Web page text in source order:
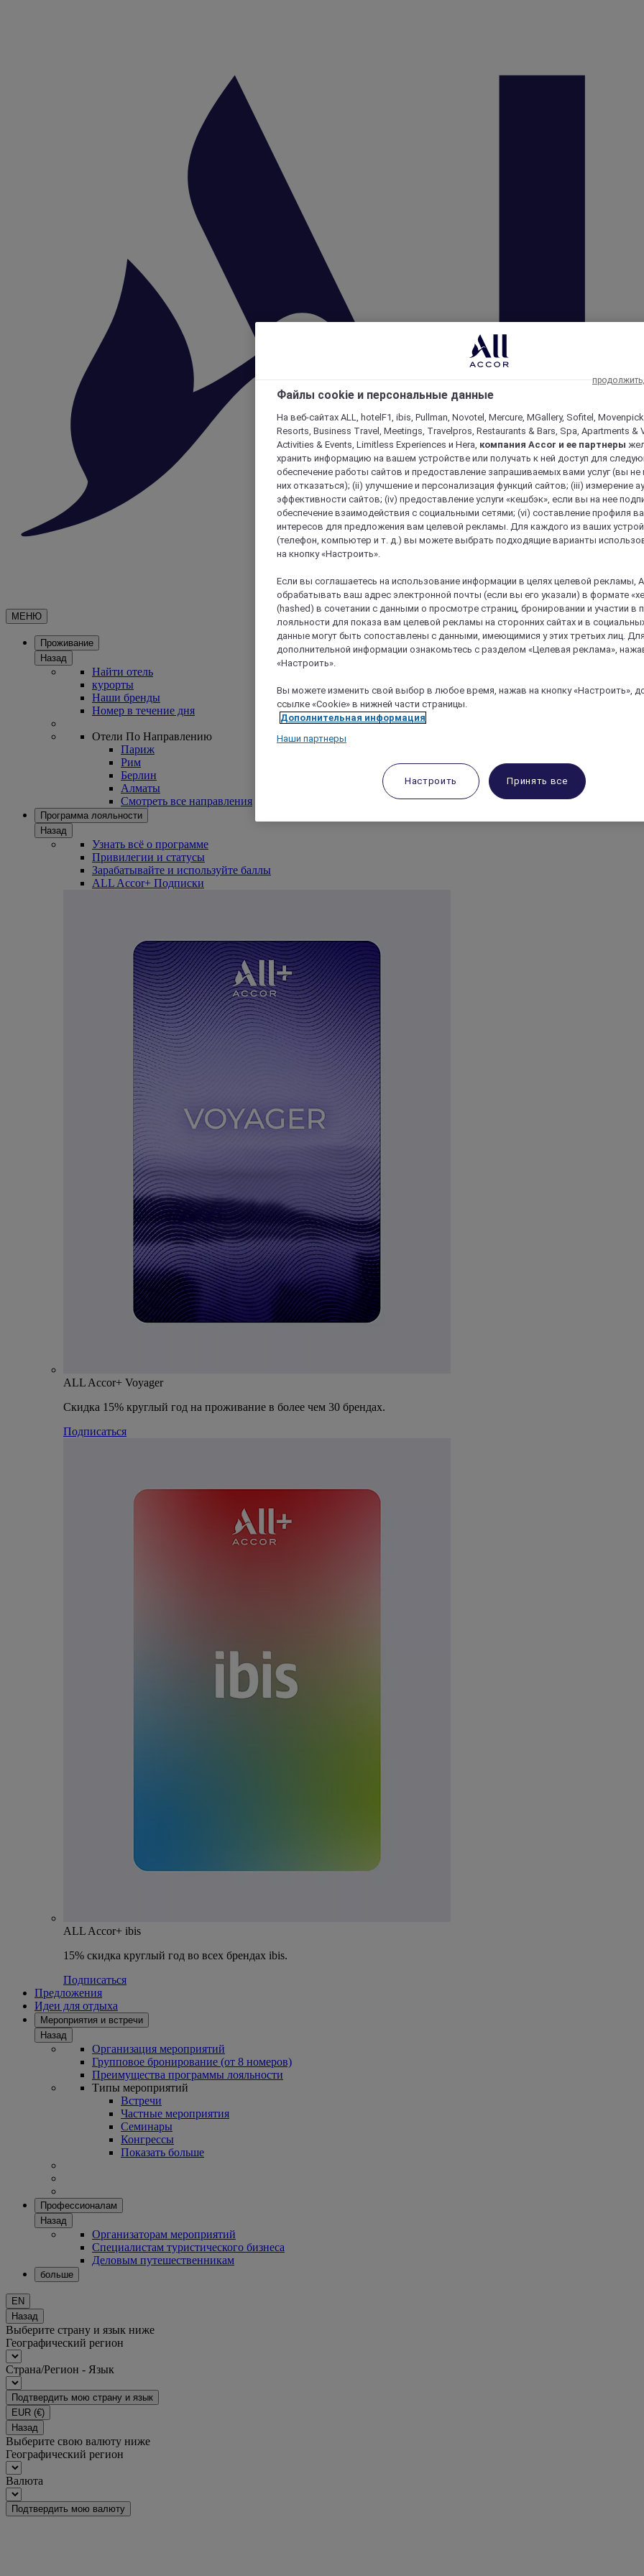
МЕНЮ
Проживание
Назад
Найти отель
курорты
Наши бренды
Номер в течение дня
Отели По Направлению
Париж
Рим
Берлин
Алматы
Смотреть все направления
Программа лояльности
Назад
Узнать всё о программе
Привилегии и статусы
Зарабатывайте и используйте баллы
ALL Accor+ Подписки
ALL Accor+ Voyager
Скидка 15% круглый год на проживание в более чем 30 брендах.
Подписаться
ALL Accor+ ibis
15% скидка круглый год во всех брендах ibis.
Подписаться
Предложения
Идеи для отдыха
Мероприятия и встречи
Назад
Организация мероприятий
Групповое бронирование (от 8 номеров)
Преимущества программы лояльности
Типы мероприятий
Встречи
Частные мероприятия
Семинары
Конгрессы
Показать больше
Профессионалам
Назад
Организаторам мероприятий
Специалистам туристического бизнеса
Деловым путешественникам
больше
EN
Назад
Выберите страну и язык ниже
Географический регион
Страна/Регион - Язык
Подтвердить мою страну и язык
EUR (€)
Назад
Выберите свою валюту ниже
Географический регион
Валюта
Подтвердить мою валюту
Файлы cookie и персональные данные
На веб-сайтах ALL, hotelF1, ibis, Pullman, Novotel, Mercure, MGallery, Sofitel,
Resorts, Business Travel, Meetings, Travelpros, Restaurants & Bars, Spa, Apartments &
Activities & Events, Limitless Experiences и Hera, компания Accor и ее партнеры
хранить информацию на вашем устройстве или получать к ней доступ для
обеспечение работы сайтов и предоставление запрашиваемых вами услуг (вы
них отказаться); (ii) улучшение и персонализация функций сайтов; (iii) измерение
эффективности сайтов; (iv) предоставление услуги «кешбэк», если вы на нее
обеспечение взаимодействия с социальными сетями; (vi) составление профиля
интересов для предложения вам целевой рекламы. Для каждого из ваших
(телефон, компьютер и т. д.) вы можете выбрать подходящие варианты
на кнопку «Настроить».
Если вы соглашаетесь на использование информации в целях целевой рекламы,
обрабатывать ваш адрес электронной почты (если вы его указали) в формате
(hashed) в сочетании с данными о просмотре страниц, бронировании и участии в
лояльности для показа вам целевой рекламы на сторонних сайтах и в
данные могут быть сопоставлены с данными, имеющимися у этих третьих лиц.
дополнительной информации ознакомьтесь с разделом «Целевая реклама»,
«Настроить».
Вы можете изменить свой выбор в любое время, нажав на кнопку «Настроить»,
ссылке «Cookie» в нижней части страницы.
Дополнительная информация
Наши партнеры
Настроить Принять все